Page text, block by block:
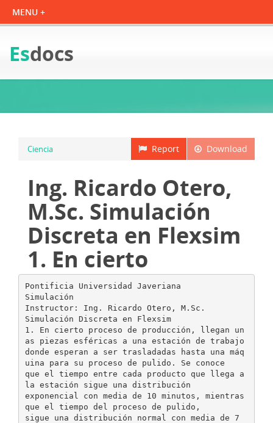
Esdocs
Download
Report
Ciencia
Ing. Ricardo Otero,
M.Sc. Simulación
Discreta en Flexsim
1. En cierto
Pontificia Universidad Javeriana
Simulación
Instructor: Ing. Ricardo Otero, M.Sc.
Simulación Discreta en Flexsim
1. En cierto proceso de producción, llegan un
as piezas esféricas a una estación de trabajo
donde esperan a ser trasladadas hasta una máq
uina para su proceso de pulido. Se conoce
que el tiempo entre cada producto que llega a
la estación sigue una distribución
exponencial con media de 10 minutos, mientras
que el tiempo del proceso de pulido,
sigue una distribución normal con media de 7